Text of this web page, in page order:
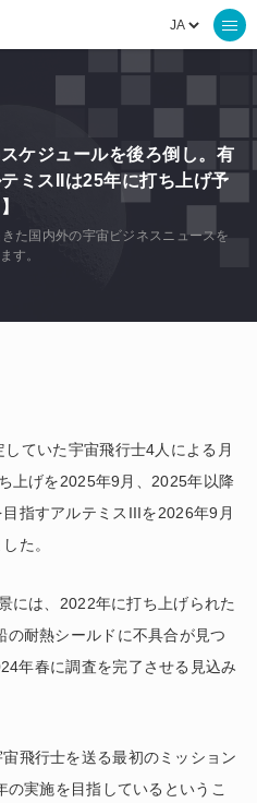
ケジュールを後ろ倒し。有
ミスIIは25年に打ち上げ予
た国内外の宇宙ビジネスニュースを
す。
ていた宇宙飛行士4人による月
上げを2025年9月、2025年以降
指すアルテミスIIIを2026年9月
た。
には、2022年に打ち上げられた
耐熱シールドに不具合が見つ
年春に調査を完了させる見込み
飛行士を送る最初のミッション
実施を目指しているというこ